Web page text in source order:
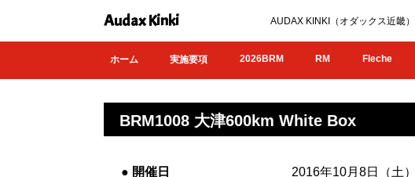
Audax Kinki AUDAX KINKI（オダックス近畿
ホーム 実施要項 2026BRM RM Fleche
BRM1008 大津600km White Box
● 開催日 2016年10月8日（土